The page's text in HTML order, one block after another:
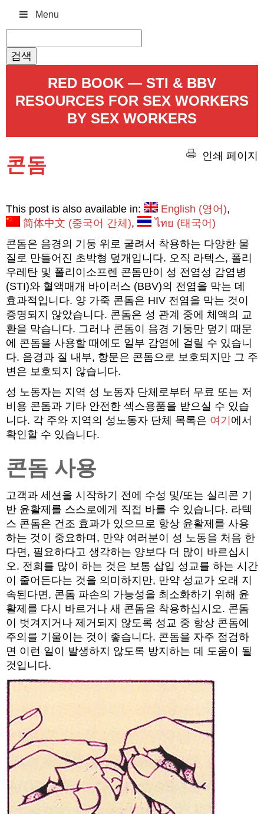
Menu
색:
RED BOOK — STI & BBV
RESOURCES FOR SEX WORKERS
BY SEX WORKERS
인쇄 페이지
콘돔
This post is also available in: English (영어)
简体中文 (중국어 간체) ไทย (태국어 )
콘돔은 음경의 기둥 위로 굴려서 착용하는 다양한 물
질로 만들어진 초박형 덮개입니다. 오직 라텍스, 폴리
우레탄 및 폴리이소프렌 콘돔만이 성 전염성 감염병
(STI)와 혈액매개 바이러스 (BBV)의 전염을 막는 데
효과적입니다. 양 가죽 콘돔은 HIV 전염을 막는 것이
증명되지 않았습니다. 콘돔은 성 관계 중에 체액의 교
환을 막습니다. 그러나 콘돔이 음경 기둥만 덮기 때문
에 콘돔을 사용할 때에도 일부 감염에 걸릴 수 있습니
다. 음경과 질 내부, 항문은 콘돔으로 보호되지만 그 주
변은 보호되지 않습니다.
성 노동자는 지역 성 노동자 단체로부터 무료 또는 저
비용 콘돔과 기타 안전한 섹스용품을 받으실 수 있습
니다. 각 주와 지역의 성노동자 단체 목록은 여기 에서
확인할 수 있습니다.
콘돔 사용
고객과 세션을 시작하기 전에 수성 및/또는 실리콘 기
반 윤활제를 스스로에게 직접 바를 수 있습니다. 라텍
스 콘돔은 건조 효과가 있으므로 항상 윤활제를 사용
하는 것이 중요하며, 만약 여러분이 성 노동을 처음 한
다면, 필요하다고 생각하는 양보다 더 많이 바르십시
오. 전희를 많이 하는 것은 보통 삽입 성교를 하는 시간
이 줄어든다는 것을 의미하지만, 만약 성교가 오래 지
속된다면, 콘돔 파손의 가능성을 최소화하기 위해 윤
활제를 다시 바르거나 새 콘돔을 착용하십시오. 콘돔
이 벗겨지거나 제거되지 않도록 성교 중 항상 콘돔에
주의를 기울이는 것이 좋습니다. 콘돔을 자주 점검하
면 이런 일이 발생하지 않도록 방지하는 데 도움이 될
것입니다.